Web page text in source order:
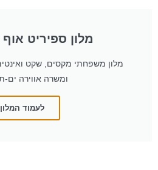
מלון ספיריט
מלון משפחתי מקסים, שקט
ומשרה אווירה ים-
לעמוד המלון